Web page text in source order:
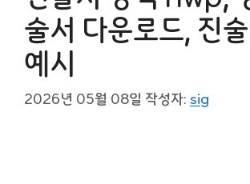
술서 다운로드, 진
예시
2026년 05월 08일 작성자: sig